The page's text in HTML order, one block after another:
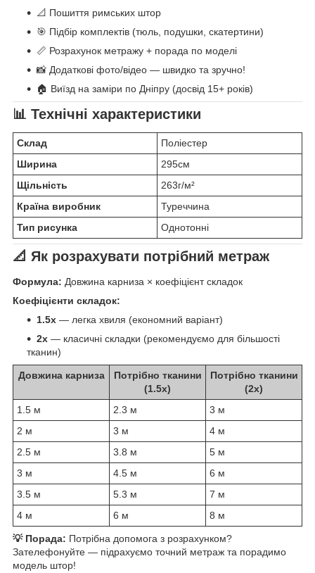
📐 Пошиття римських штор
🎯 Підбір комплектів (тюль, подушки, скатертини)
📏 Розрахунок метражу + порада по моделі
📸 Додаткові фото/відео — швидко та зручно!
🏠 Виїзд на заміри по Дніпру (досвід 15+ років)
📊 Технічні характеристики
Склад
Поліестер
Ширина
295см
Щільність
263г/м²
Країна виробник
Туреччина
Тип рисунка
Однотонні
📐 Як розрахувати потрібний метраж
Формула: Довжина карниза × коефіцієнт складок
Коефіцієнти складок:
1.5x — легка хвиля (економний варіант)
2x — класичні складки (рекомендуємо для більшості
тканин)
Довжина карниза
Потрібно тканини
(1.5x)
Потрібно тканини
(2x)
1.5 м
2.3 м
3 м
2 м
3 м
4 м
2.5 м
3.8 м
5 м
3 м
4.5 м
6 м
3.5 м
5.3 м
7 м
4 м
6 м 8 м
💡 Порада: Потрібна допомога з розрахунком?
Зателефонуйте — підрахуємо точний метраж та порадимо
модель штор!